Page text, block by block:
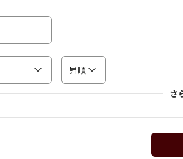
昇順
さ